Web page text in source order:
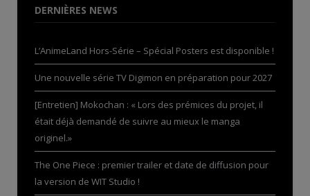
DERNIÈRES NEWS
L’AnimeLand Hors-Série – Spécial Posters est disponible !
Une nouvelle série TV Digimon en préparation pour 2027
[Entretien] Mokochan : « Lors des prémices du projet, il
était déjà demandé de suivre au mieux le manga
originel.»
The One Piece : premier trailer et date de diffusion pour
la version de WIT Studio !